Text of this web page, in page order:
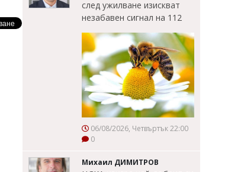
след ужилване изискват
незабавен сигнал на 112
06/08/2026, Четвъртък 22:00
0
Михаил ДИМИТРОВ